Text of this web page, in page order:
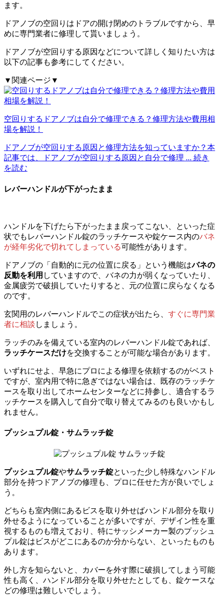
ます。
ドアノブの空回りはドアの開け閉めのトラブルですから、早
めに専門業者に修理して貰いましょう。
ドアノブが空回りする原因などについて詳しく知りたい方は
以下の記事も参考にしてください。
▼関連ページ▼
空回りするドアノブは自分で修理できる？修理方法や費用相
場を解説！
ドアノブが空回りする原因と修理方法を知っていますか？本
記事では、ドアノブが空回りする原因と自分で修理 ... 続き
を読む
レバーハンドルが下がったまま
ハンドルを下げたら下がったまま戻ってこない、といった症
状でもレバーハンドル錠のラッチケースや錠ケース内のバネ
が経年劣化で切れてしまっている可能性があります。
ドアノブの「自動的に元の位置に戻る」という機能はバネの
反動を利用 していますので、バネの力が弱くなっていたり、
金属疲労で破損していたりすると、元の位置に戻らなくなる
のです。
玄関用のレバーハンドルでこの症状が出たら、 すぐに専門業
者に相談 しましょう。
ラッチのみを備えている室内のレバーハンドル錠であれば、
ラッチケースだけを交換することが可能な場合があります。
いずれにせよ、早急にプロによる修理を依頼するのがベスト
ですが、室内用で特に急ぎではない場合は、既存のラッチケ
ースを取り出してホームセンターなどに持参し、適合するラ
ッチケースを購入して自分で取り替えてみるのも良いかもし
れません。
プッシュプル錠・サムラッチ錠
プッシュプル錠やサムラッチ錠といった少し特殊なハンドル
部分を持つドアノブの修理も、プロに任せた方が良いでしょ
う。
どちらも室内側にあるビスを取り外せばハンドル部分を取り
外せるようになっていることが多いですが、デザイン性を重
視するものも増えており、特にサッシメーカー製のプッシュ
プル錠はビスがどこにあるのか分からない、といったものも
あります。
外し方を知らないと、カバーを外す際に破損してしまう可能
性も高く、ハンドル部分を取り外せたとしても、錠ケースな
どの修理は難しいでしょう。